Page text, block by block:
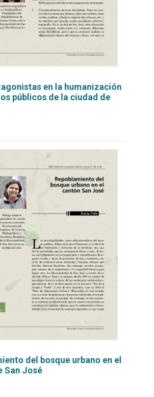
en la humanización
públicos de la ciudad de
del bosque urbano en el
San José